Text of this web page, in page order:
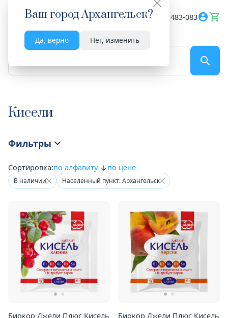
Ваш городАрхангельск?
Да, верно Нет, изменить
Весь сайт 8182 483-083
Кисели
Фильтры
Сортировка:по алфавиту по цене
В наличии Населенный пункт: Архангельск
Биокор Джели Плюс Кисель
Биокор Джели Плюс Кисель